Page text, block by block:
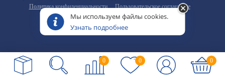
0 0 0
Политика конфиденциальности
Пользовательское соглашение
Мы используем файлы cookies.
Узнать подробнее